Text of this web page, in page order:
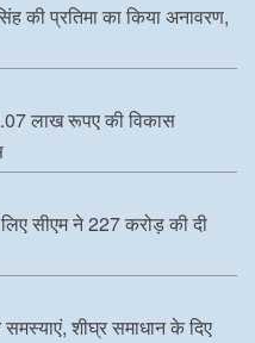
की प्रतिमा का किया अनावरण,
लाख रूपए की विकास
सीएम ने 227 करोड़ की दी
शीघ्र समाधान के दिए